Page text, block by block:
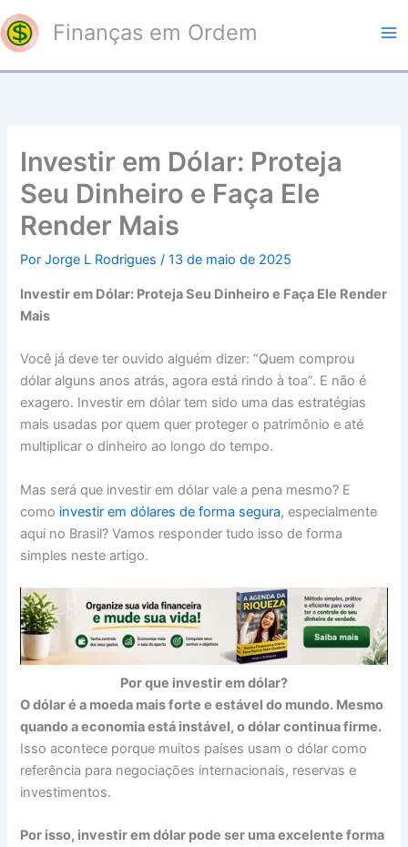
para
conteúdo
Finanças em Ordem
Investir em Dólar: Proteja
Seu Dinheiro e Faça Ele
Render Mais
PorJorge L Rodrigues/13 de maio de 2025
Investir em Dólar: Proteja Seu Dinheiro e Faça Ele Render
Mais
Você já deve ter ouvido alguém dizer: “Quem comprou
dólar alguns anos atrás, agora está rindo à toa”. E não é
exagero. Investir em dólar tem sido uma das estratégias
mais usadas por quem quer proteger o patrimônio e até
multiplicar o dinheiro ao longo do tempo.
Mas será que investir em dólar vale a pena mesmo? E
como investir em dólares de forma segura, especialmente
aqui no Brasil? Vamos responder tudo isso de forma
simples neste artigo.
Por que investir em dólar?
O dólar é a moeda mais forte e estável do mundo. Mesmo
quando a economia está instável, o dólar continua firme.
Isso acontece porque muitos países usam o dólar como
referência para negociações internacionais, reservas e
investimentos.
Por isso, investir em dólar pode ser uma excelente forma